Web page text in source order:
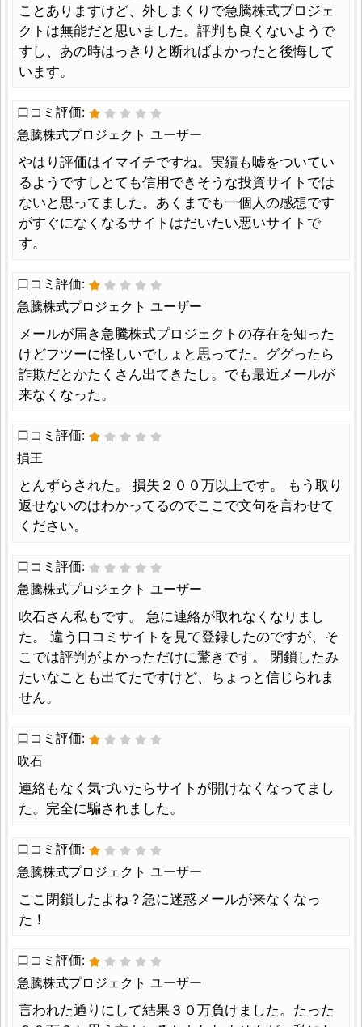
ことありますけど、外しまくりで急騰株式プロジェ
クトは無能だと思いました。評判も良くないようで
すし、あの時はっきりと断ればよかったと後悔して
います。
口コミ評価:
急騰株式プロジェクト ユーザー
やはり評価はイマイチですね。実績も嘘をついてい
るようですしとても信用できそうな投資サイトでは
ないと思ってました。あくまでも一個人の感想です
がすぐになくなるサイトはだいたい悪いサイトで
す。
口コミ評価:
急騰株式プロジェクト ユーザー
メールが届き急騰株式プロジェクトの存在を知った
けどフツーに怪しいでしょと思ってた。ググったら
詐欺だとかたくさん出てきたし。でも最近メールが
来なくなった。
口コミ評価:
損王
とんずらされた。 損失２００万以上です。 もう取り
返せないのはわかってるのでここで文句を言わせて
ください。
口コミ評価:
急騰株式プロジェクト ユーザー
吹石さん私もです。 急に連絡が取れなくなりまし
た。 違う口コミサイトを見て登録したのですが、そ
こでは評判がよかっただけに驚きです。 閉鎖したみ
たいなことも出てたですけど、ちょっと信じられま
せん。
口コミ評価:
吹石
連絡もなく気づいたらサイトが開けなくなってまし
た。完全に騙されました。
口コミ評価:
急騰株式プロジェクト ユーザー
ここ閉鎖したよね？急に迷惑メールが来なくなっ
た！
口コミ評価:
急騰株式プロジェクト ユーザー
言われた通りにして結果３０万負けました。たった